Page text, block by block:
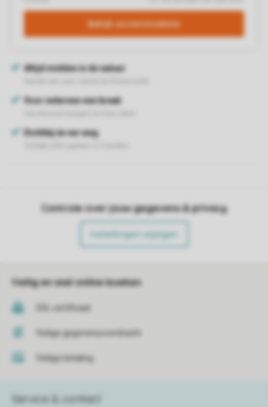
Controle over jouw gegevens & privacy
Instellingen wijzigen
Veilig en snel online boeken
SSL certificaat
Veilige gegevensoverdracht
Veilige betaling
Service & contact